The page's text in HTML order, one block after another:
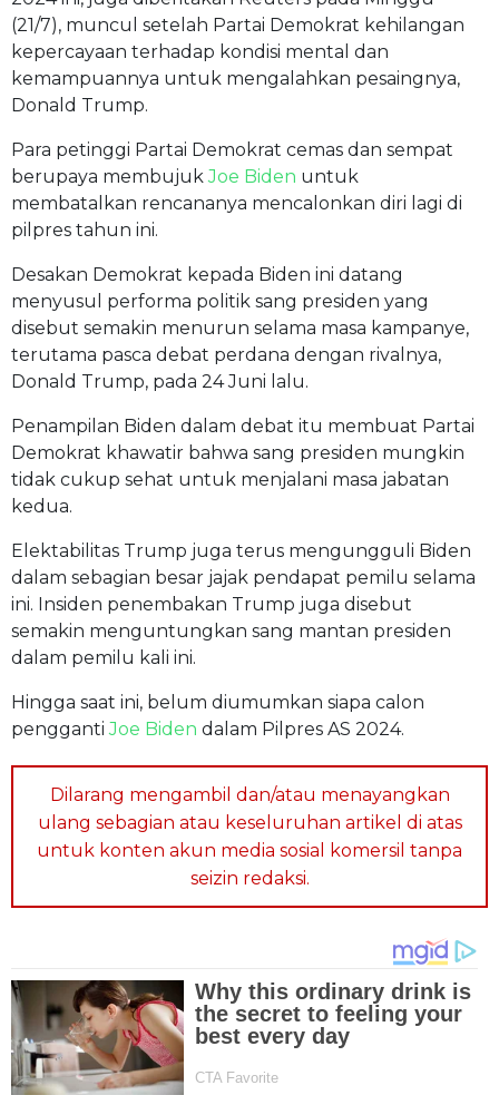
(21/7), muncul setelah Partai Demokrat kehilangan
kepercayaan terhadap kondisi mental dan
kemampuannya untuk mengalahkan pesaingnya,
Donald Trump.
Para petinggi Partai Demokrat cemas dan sempat
berupaya membujukJoe Biden untuk
membatalkan rencananya mencalonkan diri lagi di
pilpres tahun ini.
Desakan Demokrat kepada Biden ini datang
menyusul performa politik sang presiden yang
disebut semakin menurun selama masa kampanye,
terutama pasca debat perdana dengan rivalnya,
Donald Trump, pada 24 Juni lalu.
Penampilan Biden dalam debat itu membuat Partai
Demokrat khawatir bahwa sang presiden mungkin
tidak cukup sehat untuk menjalani masa jabatan
kedua.
Elektabilitas Trump juga terus mengungguli Biden
dalam sebagian besar jajak pendapat pemilu selama
ini. Insiden penembakan Trump juga disebut
semakin menguntungkan sang mantan presiden
dalam pemilu kali ini.
Hingga saat ini, belum diumumkan siapa calon
penggantiJoe Biden dalam Pilpres AS 2024.
Dilarang mengambil dan/atau menayangkan
ulang sebagian atau keseluruhan artikel di atas
untuk konten akun media sosial komersil tanpa
seizin redaksi.